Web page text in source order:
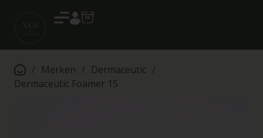
Account
/ Merken / Dermaceutic /
Dermaceutic Foamer 15